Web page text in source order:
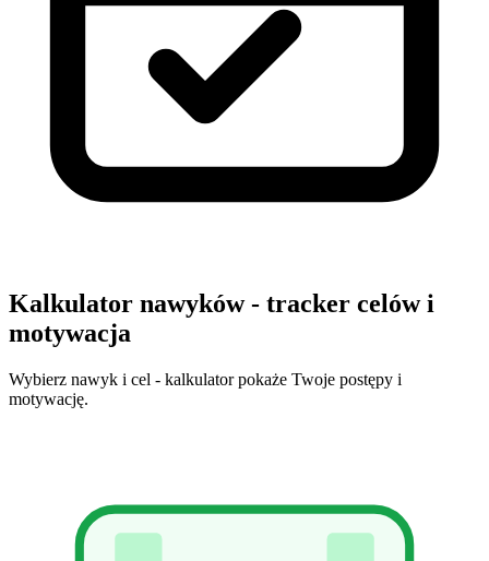
Kalkulator nawyków - tracker celów i
motywacja
Wybierz nawyk i cel - kalkulator pokaże Twoje postępy i
motywację.